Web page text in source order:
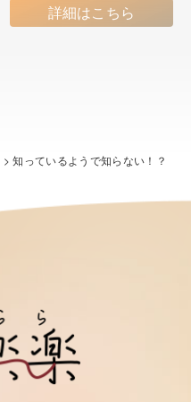
詳細はこちら
>知っているようで知らない！？